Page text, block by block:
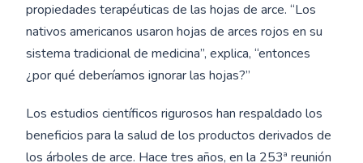
propiedades terapéuticas de las hojas de arce. “Los
nativos americanos usaron hojas de arces rojos en su
sistema tradicional de medicina”, explica, “entonces
¿por qué deberíamos ignorar las hojas?”
Los estudios científicos rigurosos han respaldado los
beneficios para la salud de los productos derivados de
los árboles de arce. Hace tres años, en la 253ª reunión